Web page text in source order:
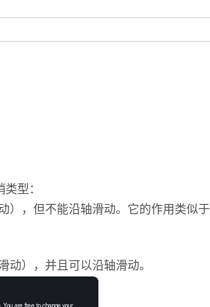
型：
，但不能沿轴滑动。它的作用类似
），并且可以沿轴滑动。